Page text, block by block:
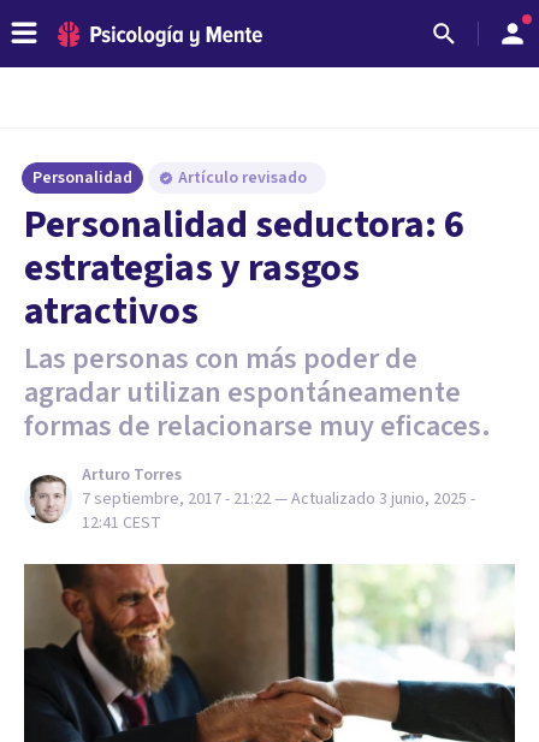
Personalidad Artículo revisado
Personalidad seductora: 6
estrategias y rasgos
atractivos
Las personas con más poder de
agradar utilizan espontáneamente
formas de relacionarse muy eficaces.
Arturo Torres
7 septiembre, 2017 - 21:22— Actualizado 3 junio, 2025 -
12:41 CEST